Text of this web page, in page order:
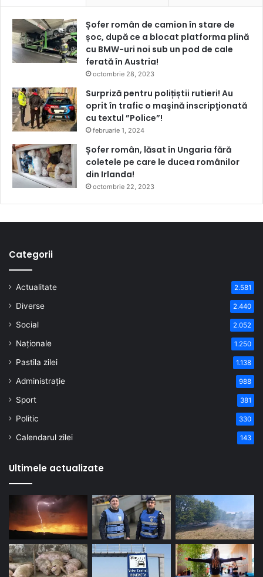
Șofer român de camion în stare de
șoc, după ce a blocat platforma plină
cu BMW-uri noi sub un pod de cale
ferată în Austria!
octombrie 28, 2023
Surpriză pentru polițiștii rutieri! Au
oprit în trafic o maşină inscripţionată
cu textul ”Police”!
februarie 1, 2024
Șofer român, lăsat în Ungaria fără
coletele pe care le ducea românilor
din Irlanda!
octombrie 22, 2023
Categorii
Actualitate 2.581
Diverse 2.440
Social 2.052
Naționale 1.250
Pastila zilei 1.138
Administrație 988
Sport 381
Politic 330
Calendarul zilei 143
Ultimele actualizate